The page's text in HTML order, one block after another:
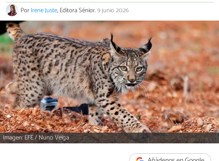
PorIrene Juste, Editora Sénior.9 junio 2026
Imagen: EFE / Nuno Veiga